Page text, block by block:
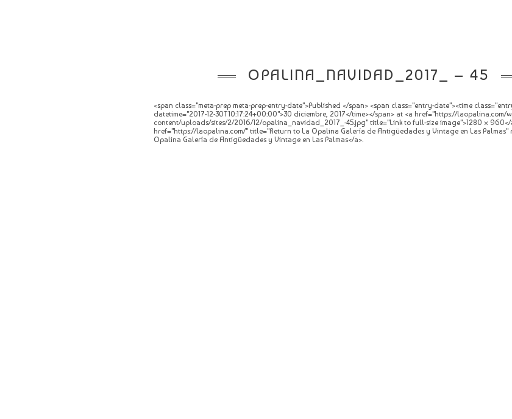
OPALINA_NAVIDAD_2017_ – 45
<span class="meta-prep meta-prep-entry-date">Published </span> <span class="entry-date"><time
datetime="2017-12-30T10:17:24+00:00">30 diciembre, 2017</time></span> at <a href="https://laopalina.com/
content/uploads/sites/2/2016/12/opalina_navidad_2017_-45.jpg" title="Link to full-size image">1280 × 960</
href="https://laopalina.com/" title="Return to La Opalina Galería de Antigüedades y Vintage en Las
Opalina Galería de Antigüedades y Vintage en Las Palmas</a>.